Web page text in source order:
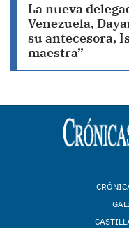
La nueva
Venezuela,
su antecesora,
maestra”